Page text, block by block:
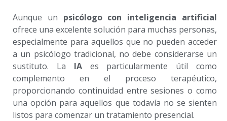
Aunque un psicólogo con inteligencia artificial
ofrece una excelente solución para muchas personas,
especialmente para aquellos que no pueden acceder
a un psicólogo tradicional, no debe considerarse un
sustituto. La IAes particularmente útil como
complemento en el proceso terapéutico,
proporcionando continuidad entre sesiones o como
una opción para aquellos que todavía no se sienten
listos para comenzar un tratamiento presencial.